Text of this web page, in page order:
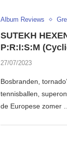
Album Reviews
SUTEKH
P:R:I:S:M
27/07/2023
Bosbranden,
tennisballen,
de Europese zomer